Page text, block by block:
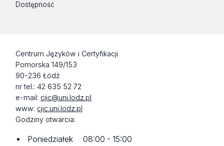
Dostępność
Centrum Języków i Certyfikacji
Pomorska 149/153
90-236 Łódź
nr tel.: 42 635 52 72
e-mail: cjic@uni.lodz.pl
www: cjic.uni.lodz.pl
Godziny otwarcia:
Poniedziałek 08:00 - 15:00